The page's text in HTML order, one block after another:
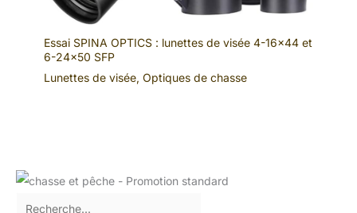
Essai SPINA OPTICS : lunettes de visée 4-16×44 et
6-24×50 SFP
Lunettes de visée, Optiques de chasse